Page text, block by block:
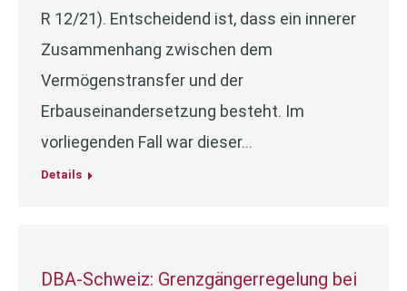
R 12/21). Entscheidend ist, dass ein innerer
Zusammenhang zwischen dem
Vermögenstransfer und der
Erbauseinandersetzung besteht. Im
vorliegenden Fall war dieser…
Details
DBA-Schweiz: Grenzgängerregelung bei